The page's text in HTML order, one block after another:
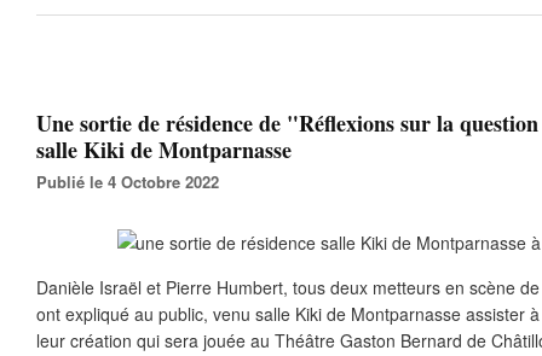
Une sortie de résidence de "Réflexions sur la
salle Kiki de Montparnasse
Publié le 4 Octobre 2022
Danièle Israël et Pierre Humbert, tous deux metteurs en scène
ont expliqué au public, venu salle Kiki de Montparnasse assister
leur création qui sera jouée au Théâtre Gaston Bernard de